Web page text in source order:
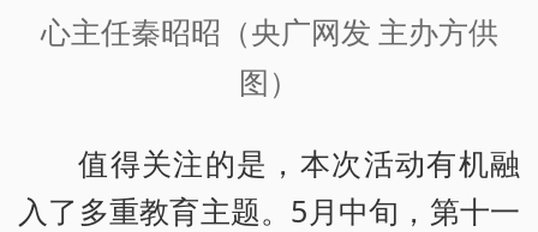
心主任秦昭昭 （央广网发 主办方供
图）
值得关注的是，本次活动有机融
入了多重教育主题。5月中旬，第十一